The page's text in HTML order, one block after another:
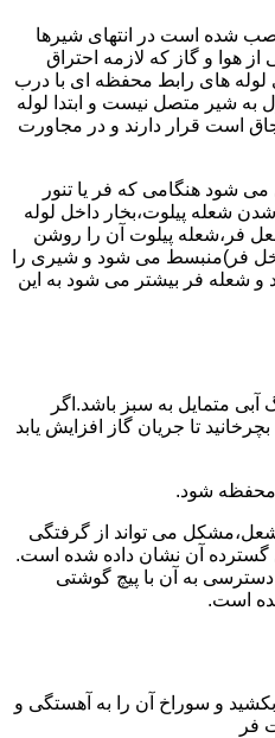
شده است در انتهای شیرها
هوا و گاز که لازمه احتراق
لوله های رابط محفظه ای با درب
به شیر متصل نیست و ابتدا لوله
است قرار دارند و در مجاورت
شود هنگامی که فر یا تنور
شعله پیلوت،بخار داخل لوله
فر،شعله پیلوت آن را روشن
فر)منبسط می شود و شیری را
و شعله فر بیشتر می شود به این
آبی بسوزد و داخل آن یعنی در قسمت وسط مشعل ارتفاع شعله باید در حدود ۲۰ میلیمتر و به رنگ آبی متمایل به سبز باشد.اگر
تا جریان گاز افزایش یابد
محفظه شود.
می تواند از گرفتگی
گسترده آن نشان داده شده است.
به آن با پیچ گوشتی
است.
را بیرون بکشید و سوراخ آن را به آهستگی و
فر